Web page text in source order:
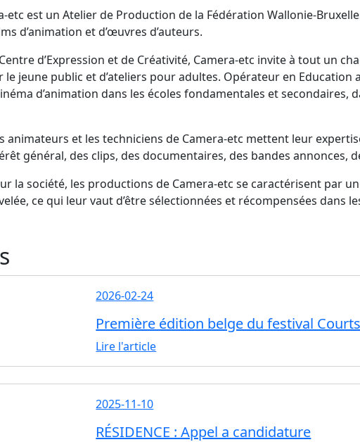
etc est un Atelier de Production de la Fédération Wallonie-
d’animation et d’œuvres d’auteurs.
d’Expression et de Créativité, Camera-etc invite à tout un
jeune public et d’ateliers pour adultes. Opérateur en Education
d’animation dans les écoles fondamentales et secondaires,
animateurs et les techniciens de Camera-etc mettent leur
général, des clips, des documentaires, des bandes annonces,
la société, les productions de Camera-etc se caractérisent par
ce qui leur vaut d’être sélectionnées et récompensées dans
2026-02-24
Première édition belge du festival Courts
Lire l'article
2025-11-10
RÉSIDENCE : Appel a candidature